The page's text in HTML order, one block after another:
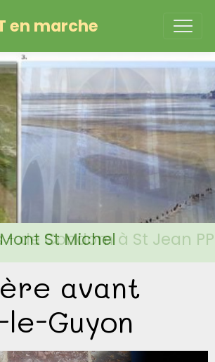
en marche
Mont St Michel
- de Condom à St Jean PP
avant
Guyon